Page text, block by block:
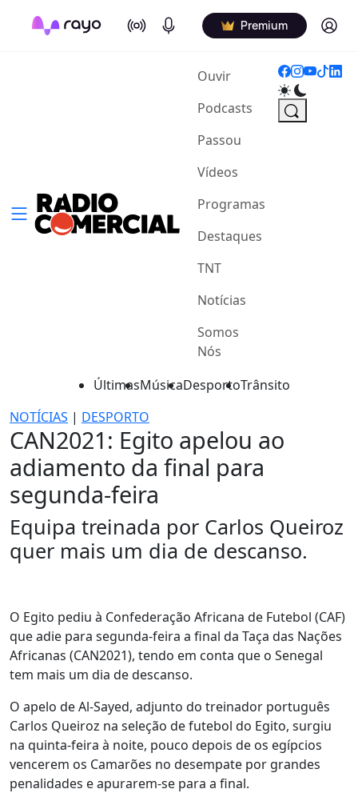
On Air Podcasts Premium Log in
Ouvir(current)
Podcasts
Passou
Vídeos
Programas
Destaques
TNT
Notícias
Somos
Nós
ÚltimasMúsicaDesportoTrânsito
NOTÍCIAS | DESPORTO
CAN2021: Egito apelou ao
adiamento da final para
segunda-feira
Equipa treinada por Carlos Queiroz
quer mais um dia de descanso.
O Egito pediu à Confederação Africana de Futebol (CAF)
que adie para segunda-feira a final da Taça das Nações
Africanas (CAN2021), tendo em conta que o Senegal
tem mais um dia de descanso.
O apelo de Al-Sayed, adjunto do treinador português
Carlos Queiroz na seleção de futebol do Egito, surgiu
na quinta-feira à noite, pouco depois de os egípcios
vencerem os Camarões no desempate por grandes
penalidades e apurarem-se para a final.